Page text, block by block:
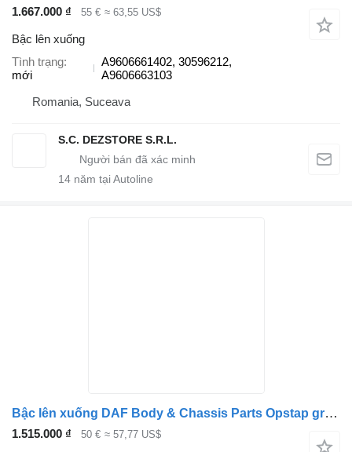
1.667.000 ₫ 55 € ≈ 63,55 US$
Bậc lên xuống
Tình trạng
mới
A9606661402, 30596212,
A9606663103
Romania, Suceava
S.C. DEZSTORE S.R.L.
14 năm tại Autoline
Bậc lên xuống DAF Body & Chassis Parts Opstap grill Li. + Re. 106 1857654 dành cho xe tải
1.515.000 ₫ 50 € ≈ 57,77 US$